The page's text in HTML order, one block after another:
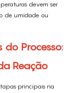
devem ser
de umidade ou
do Processo:
Reação
principais na